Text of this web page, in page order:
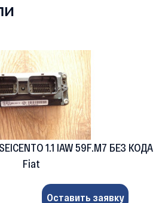
1.1 IAW 59F.M7 БЕЗ КОДА
Fiat
Оставить заявку